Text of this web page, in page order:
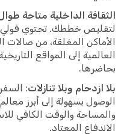
الثقافة الداخلية متاحة
لتقليص خططك. تحتوي فولي
الأماكن المغلقة، من صالات
العالمية إلى المواقع
بحاضرها.
بلا ازدحام وبلا تنازلات:
الوصول بسهولة إلى أبرز
والمساحة والوقت الكافي
الاندفاع المعتاد.